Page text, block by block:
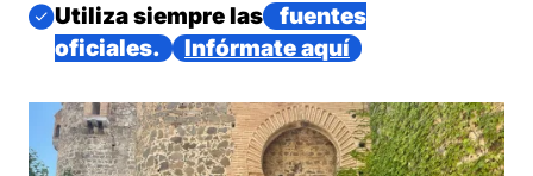
Imagen
Utiliza siempre las
fuentes
oficiales.
Infórmate aquí